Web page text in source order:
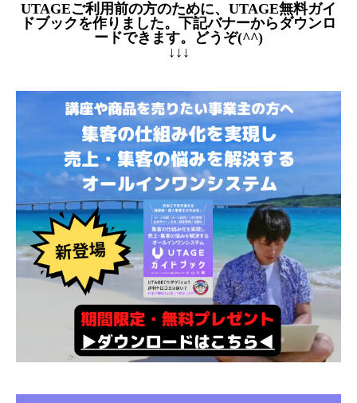
UTAGEご利用前の方のために、UTAGE無料ガイ
ドブックを作りました。下記バナーからダウンロ
ードできます。どうぞ(^^)
↓↓↓